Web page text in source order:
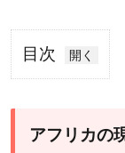
目次
1
リカ
アフリカの